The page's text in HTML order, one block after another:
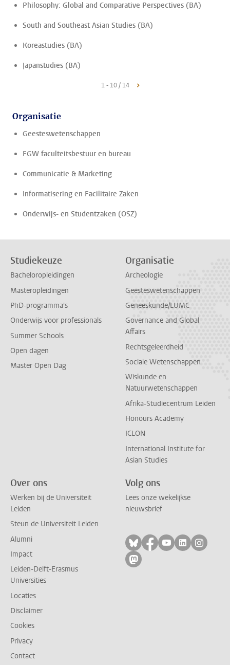
Philosophy: Global and Comparative Perspectives (BA)
South and Southeast Asian Studies (BA)
Koreastudies (BA)
Japanstudies (BA)
1 - 10 / 14
Organisatie
Geesteswetenschappen
FGW faculteitsbestuur en bureau
Communicatie & Marketing
Informatisering en Facilitaire Zaken
Onderwijs- en Studentzaken (OSZ)
Studiekeuze
Bacheloropleidingen
Masteropleidingen
PhD-programma's
Onderwijs voor professionals
Summer Schools
Open dagen
Master Open Dag
Organisatie
Archeologie
Geesteswetenschappen
Geneeskunde/LUMC
Governance and Global
Affairs
Rechtsgeleerdheid
Sociale Wetenschappen
Wiskunde en
Natuurwetenschappen
Afrika-Studiecentrum Leiden
Honours Academy
ICLON
International Institute for
Asian Studies
Over ons
Werken bij de Universiteit
Leiden
Steun de Universiteit Leiden
Alumni
Impact
Leiden-Delft-Erasmus
Universities
Locaties
Disclaimer
Cookies
Privacy
Contact
Volg ons
Lees onze wekelijkse
nieuwsbrief
Volg ons op bluesky
Volg ons op
Volg ons op
Volg ons
Volg
Volg ons op mastodon